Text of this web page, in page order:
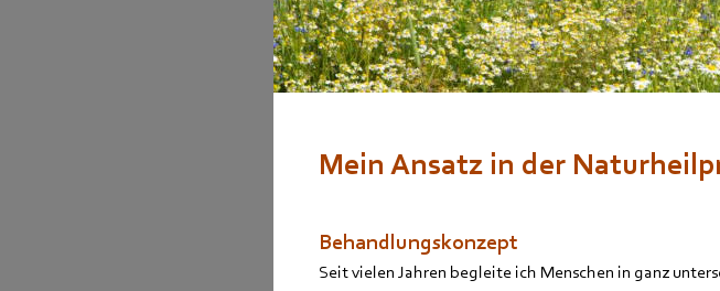
Mein Ansatz in der
Behandlungskonzept
Seit vielen Jahren begleite ich Menschen in ganz